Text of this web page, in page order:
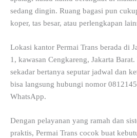
sedang dingin. Ruang bagasi pun
koper, tas besar, atau perlengkapan
Lokasi kantor Permai Trans berada di
1, kawasan Cengkareng, Jakarta
sekadar bertanya seputar jadwal dan
bisa langsung hubungi nomor
WhatsApp.
Dengan pelayanan yang ramah dan
praktis, Permai Trans cocok buat